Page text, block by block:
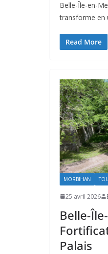
Belle-Île-en-
transforme en
Read More
MORBIHAN
25 avril 2026
Belle-
Palais